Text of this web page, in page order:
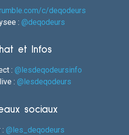
c/deqodeurs
: @deqodeurs
et Infos
: @lesdeqodeursinfo
: @lesdeqodeurs
sociaux
@les_deqodeurs